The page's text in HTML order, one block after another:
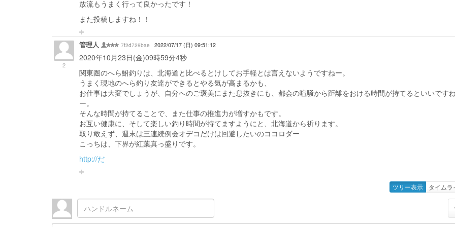
放流もうまく行って良かったです！
また投稿しますね！！
2
管理人 7f2d729bae 2022/07/17 (日) 09:51:12
2020年10月23日(金)09時59分4秒
関東圏のへら鮒釣りは、北海道と比べるとけしてお手軽とは言えないようですねー。
うまく現地のへら釣り友達ができるとやる気が高まるかも、
お仕事は大変でしょうが、自分へのご褒美にまた息抜きにも、都会の喧騒から距離をおける時間が持てるといいです
ー。
そんな時間が持てることで、また仕事の推進力が増すかもです。
お互い健康に、そして楽しい釣り時間が持てますようにと、北海道から祈ります。
取り敢えず、週末は三連続例会オデコだけは回避したいのココロダー
こっちは、下界が紅葉真っ盛りです。
http://だ
ツリー表示 タイムラ